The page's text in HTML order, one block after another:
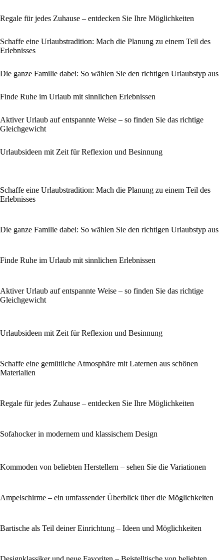
Regale für jedes Zuhause – entdecken Sie Ihre Möglichkeiten
Schaffe eine Urlaubstradition: Mach die Planung zu einem Teil des
Erlebnisses
Die ganze Familie dabei: So wählen Sie den richtigen Urlaubstyp aus
Finde Ruhe im Urlaub mit sinnlichen Erlebnissen
Aktiver Urlaub auf entspannte Weise – so finden Sie das richtige
Gleichgewicht
Urlaubsideen mit Zeit für Reflexion und Besinnung
Schaffe eine Urlaubstradition: Mach die Planung zu einem Teil des
Erlebnisses
Die ganze Familie dabei: So wählen Sie den richtigen Urlaubstyp aus
Finde Ruhe im Urlaub mit sinnlichen Erlebnissen
Aktiver Urlaub auf entspannte Weise – so finden Sie das richtige
Gleichgewicht
Urlaubsideen mit Zeit für Reflexion und Besinnung
Schaffe eine gemütliche Atmosphäre mit Laternen aus schönen
Materialien
Regale für jedes Zuhause – entdecken Sie Ihre Möglichkeiten
Sofahocker in modernem und klassischem Design
Kommoden von beliebten Herstellern – sehen Sie die Variationen
Ampelschirme – ein umfassender Überblick über die Möglichkeiten
Bartische als Teil deiner Einrichtung – Ideen und Möglichkeiten